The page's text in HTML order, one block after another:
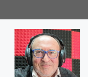
al
contenuto